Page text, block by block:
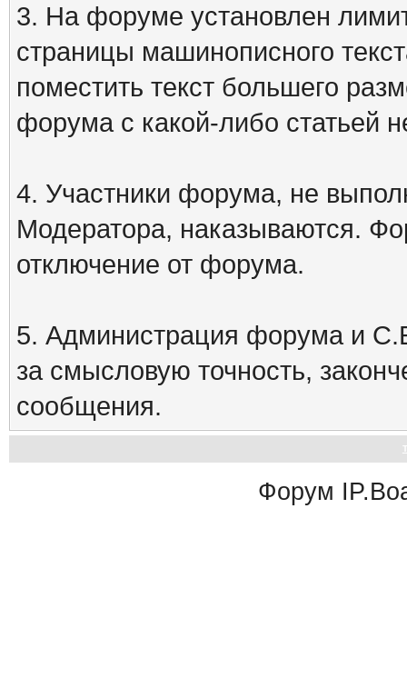
3. На форуме установлен
страницы машинописного
поместить текст большего
форума с какой-либо статьей
4. Участники форума, не
Модератора, наказываются.
отключение от форума.
5. Администрация форума и
за смысловую точность,
сообщения.
Форум